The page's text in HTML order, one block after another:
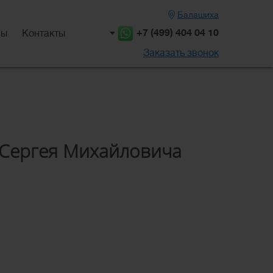
Контакты
Балашиха
+7 (499) 404 04 10
Заказать звонок
Михайловича